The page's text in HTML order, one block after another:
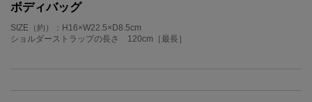
ボディバッグ
SIZE（約）：H16×W22.5×D8.5cm
ショルダーストラップの長さ 120cm［最長］